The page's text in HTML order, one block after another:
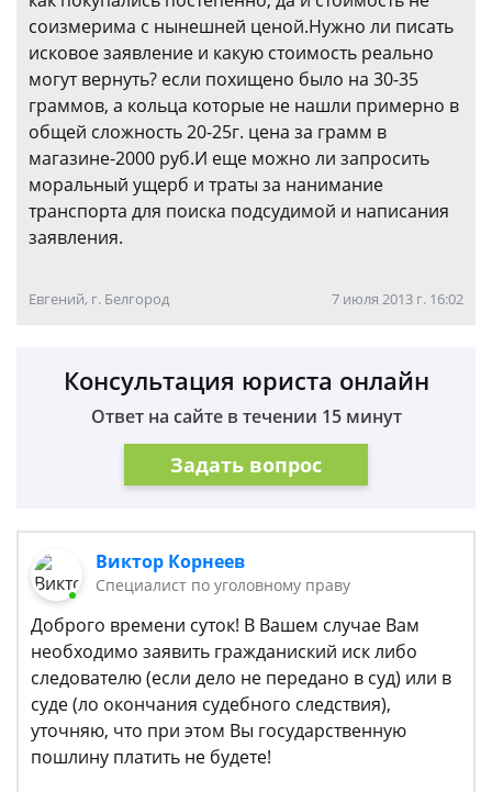
соизмерима с нынешней ценой.Нужно ли писать
исковое заявление и какую стоимость реально
могут вернуть? если похищено было на 30-35
граммов, а кольца которые не нашли примерно в
общей сложность 20-25г. цена за грамм в
магазине-2000 руб.И еще можно ли запросить
моральный ущерб и траты за нанимание
транспорта для поиска подсудимой и написания
заявления.
Евгений, г. Белгород 7 июля 2013 г. 16:02
Консультация юриста онлайн
Ответ на сайте в течении 15 минут
Задать вопрос
Виктор Корнеев
Cпециалист по уголовному праву
Доброго времени суток! В Вашем случае Вам
необходимо заявить гражданиский иск либо
следователю (если дело не передано в суд) или в
суде (ло окончания судебного следствия),
уточняю, что при этом Вы государственную
пошлину платить не будете!